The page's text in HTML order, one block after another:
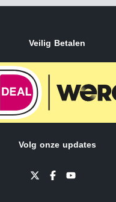
Veilig Betalen
Volg onze updates